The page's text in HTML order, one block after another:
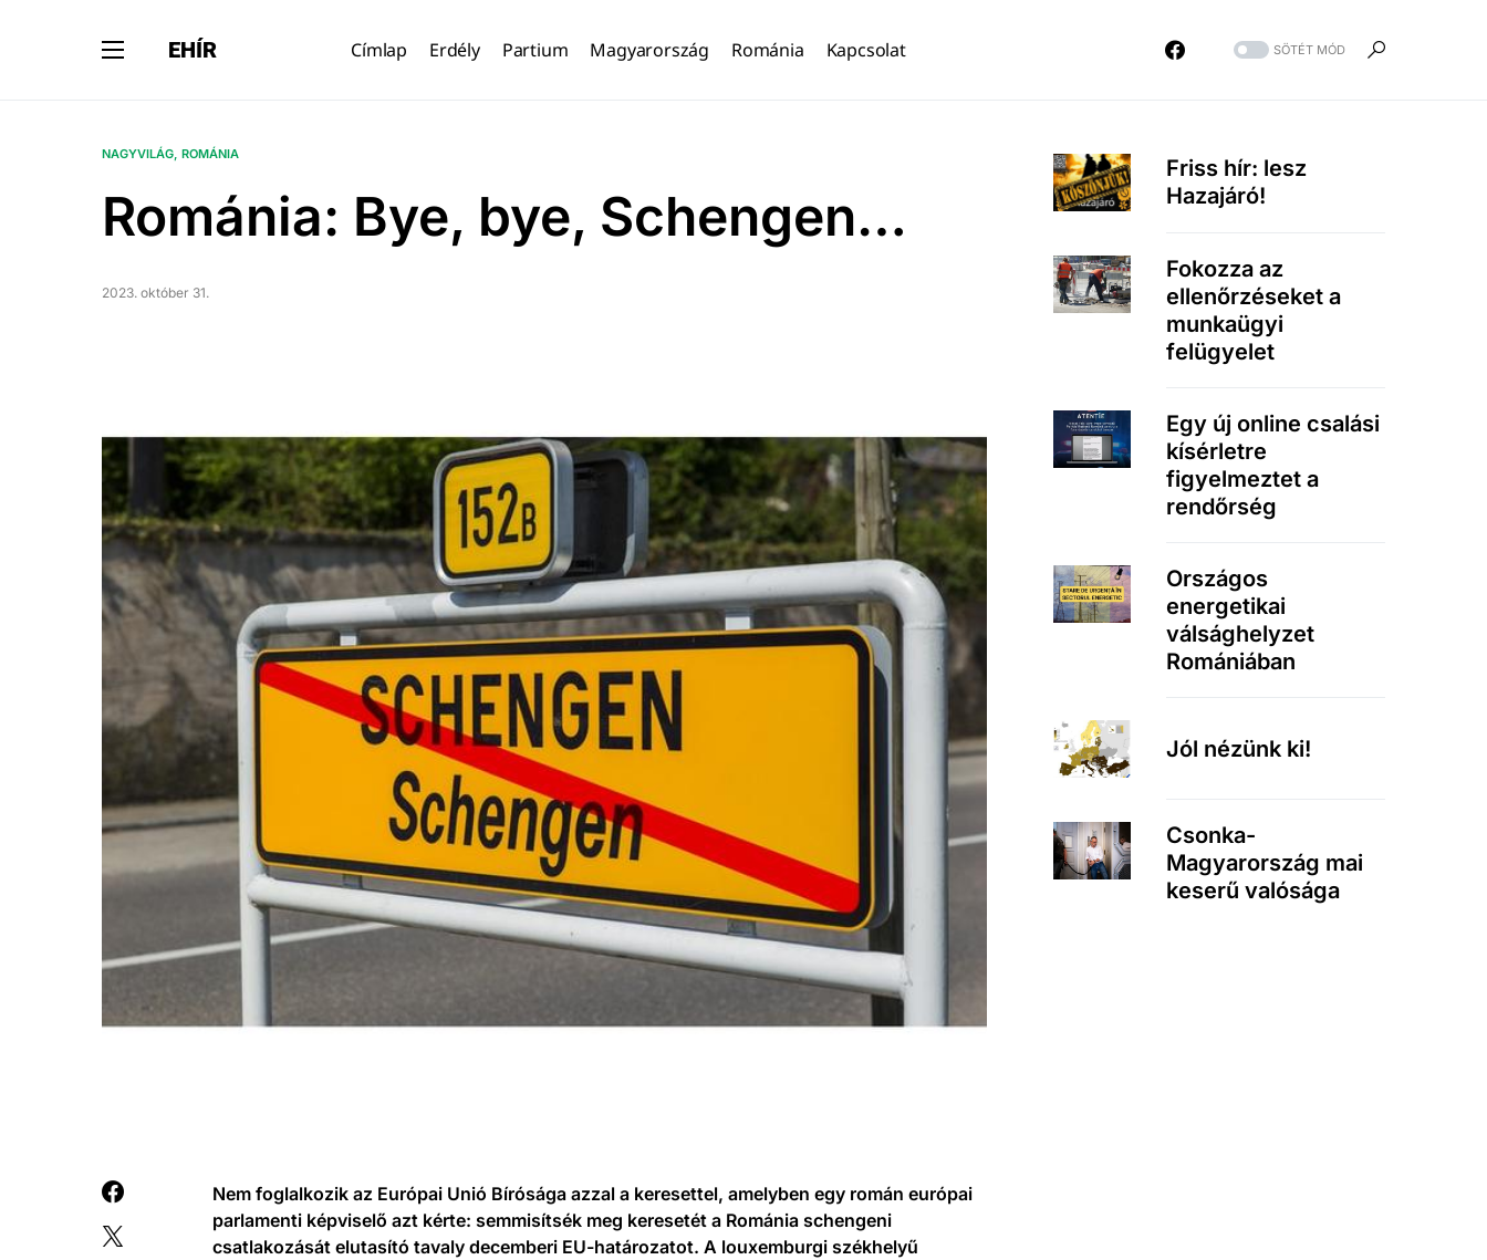
EHÍR Címlap Erdély Partium Magyarország Románia Kapcsolat SÖTÉT MÓD
NAGYVILÁG ROMÁNIA
Románia: Bye, bye, Schengen…
2023. október 31.
Nem foglalkozik az Európai Unió Bírósága azzal a keresettel, amelyben egy román európai
parlamenti képviselő azt kérte: semmisítsék meg keresetét a Románia schengeni
csatlakozását elutasító tavaly decemberi EU-határozatot. A louxemburgi székhelyű
Friss hír: lesz
Hazajáró!
Fokozza az
ellenőrzéseket a
munkaügyi
felügyelet
Egy új online csalási
kísérletre
figyelmeztet a
rendőrség
Országos
energetikai
válsághelyzet
Romániában
Jól nézünk ki!
Csonka-
Magyarország mai
keserű valósága